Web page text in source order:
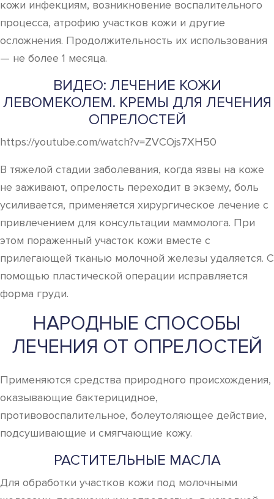
кожи инфекциям, возникновение воспалительного
процесса, атрофию участков кожи и другие
осложнения. Продолжительность их использования
— не более 1 месяца.
ВИДЕО: ЛЕЧЕНИЕ КОЖИ
ЛЕВОМЕКОЛЕМ. КРЕМЫ ДЛЯ ЛЕЧЕНИЯ
ОПРЕЛОСТЕЙ
https://youtube.com/watch?v=ZVCOjs7XH50
В тяжелой стадии заболевания, когда язвы на коже
не заживают, опрелость переходит в экзему, боль
усиливается, применяется хирургическое лечение с
привлечением для консультации маммолога. При
этом пораженный участок кожи вместе с
прилегающей тканью молочной железы удаляется. С
помощью пластической операции исправляется
форма груди.
НАРОДНЫЕ СПОСОБЫ
ЛЕЧЕНИЯ ОТ ОПРЕЛОСТЕЙ
Применяются средства природного происхождения,
оказывающие бактерицидное,
противовоспалительное, болеутоляющее действие,
подсушивающие и смягчающие кожу.
РАСТИТЕЛЬНЫЕ МАСЛА
Для обработки участков кожи под молочными